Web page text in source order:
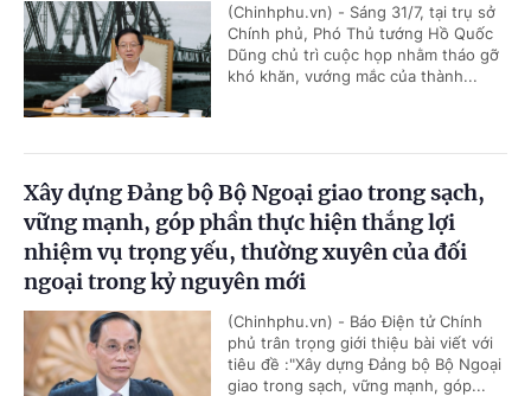
(Chinhphu.vn) - Sáng 31/7, tại trụ sở
Chính phủ, Phó Thủ tướng Hồ Quốc
Dũng chủ trì cuộc họp nhằm tháo gỡ
khó khăn, vướng mắc của thành...
Xây dựng Đảng bộ Bộ Ngoại giao trong sạch,
vững mạnh, góp phần thực hiện thắng lợi
nhiệm vụ trọng yếu, thường xuyên của đối
ngoại trong kỷ nguyên mới
(Chinhphu.vn) - Báo Điện tử Chính
phủ trân trọng giới thiệu bài viết với
tiêu đề :"Xây dựng Đảng bộ Bộ Ngoại
giao trong sạch, vững mạnh, góp...